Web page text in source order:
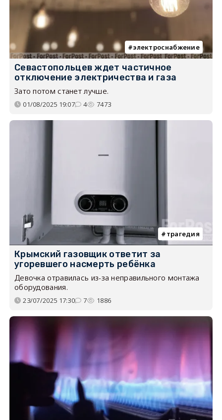
электроснабжение
Севастопольцев ждет частичное
отключение электричества и газа
Зато потом станет лучше.
01/08/2025 19:07 4 7473
трагедия
Крымский газовщик ответит за
угоревшего насмерть ребёнка
Девочка отравилась из-за неправильного монтажа
оборудования.
23/07/2025 17:30 7 1886